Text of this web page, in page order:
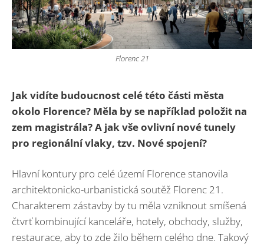
Florenc 21
Jak vidíte budoucnost celé této části města
okolo Florence? Měla by se například položit na
zem magistrála? A jak vše ovlivní nové tunely
pro regionální vlaky, tzv. Nové spojení?
Hlavní kontury pro celé území Florence stanovila
architektonicko-urbanistická soutěž Florenc 21.
Charakterem zástavby by tu měla vzniknout smíšená
čtvrť kombinující kanceláře, hotely, obchody, služby,
restaurace, aby to zde žilo během celého dne. Takový